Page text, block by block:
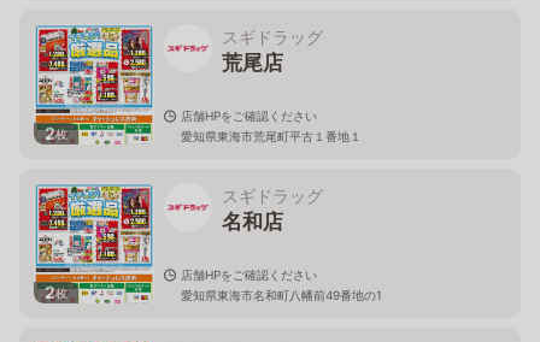
2枚
スギドラッグ
荒尾店
店舗HPをご確認ください
愛知県東海市荒尾町平古１番地１
2枚
スギドラッグ
名和店
店舗HPをご確認ください
愛知県東海市名和町八幡前49番地の1